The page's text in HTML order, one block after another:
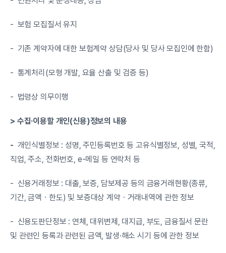
-  보험 모집질서 유지
-  기존 계약자에 대한 보험계약 상담(당사 및 당사 모집인에 한함)
-  통계처리(모형 개발, 요율 산출 및 검증 등)
-  법령상 의무이행
> 수집·이용할 개인(신용)정보의 내용
- 개인식별정보 : 성명, 주민등록번호 등 고유식별정보, 성별, 국적,
직업, 주소, 전화번호, e-메일 등 연락처 등
-  신용거래정보 : 대출, 보증, 담보제공 등의 금융거래현황(종류,
기간, 금액ㆍ한도) 및 보증대상 계약ㆍ거래내역에 관한 정보
-  신용도판단정보 : 연체, 대위변제, 대지급, 부도, 금융질서 문란
및 관련인 등록과 관련된 금액, 발생·해소 시기 등에 관한 정보